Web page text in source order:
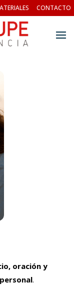
CONTACTO
oración y
.